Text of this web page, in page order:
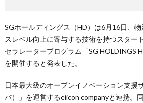
SGホールディングス（HD）は6月16日、
スレベル向上に寄与する技術を持つスター
セラレータープログラム「SG HOLDINGS
を開催すると発表した。
日本最大級のオープンイノベーション支援
バ）」を運営するeiicon companyと連携。